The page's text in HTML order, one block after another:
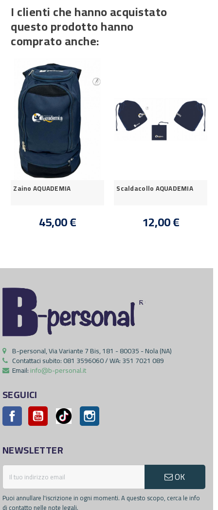
I clienti che hanno acquistato
questo prodotto hanno
comprato anche:
Zaino AQUADEMIA
45,00 €
Scaldacollo AQUADEMIA
12,00 €
B-personal, Via Variante 7 Bis, 181 - 80035 - Nola (NA)
Contattaci subito:081 3596060 / WA: 351 7021 089
Email:info@b-personal.it
SEGUICI
Facebook YouTube Pinterest
NEWSLETTER
OK
Puoi annullare l'iscrizione in ogni momenti. A questo scopo, cerca le info
di contatto nelle note legali.